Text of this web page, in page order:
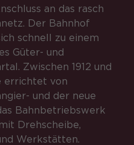
an das rasch
Der Bahnhof
schnell zu einem
Güter- und
Zwischen 1912 und
errichtet von
und der neue
Bahnbetriebswerk
Drehscheibe,
Werkstätten.